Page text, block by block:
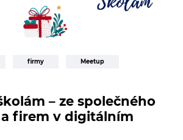
firmy Meetup
– ze společného
firem v digitálním